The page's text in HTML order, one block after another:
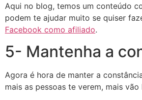
Aqui no blog, temos um conteúdo
podem te ajudar muito se quiser
Facebook como afiliado.
5- Mantenha a
Agora é hora de manter a
mais as pessoas te verem, mais